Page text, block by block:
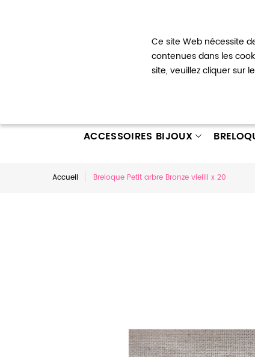
Ce site Web nécessite
contenues dans les
site, veuillez cliquer sur
ACCESSOIRES BIJOUX
Accueil Breloque Petit arbre Bronze vieilli x 20